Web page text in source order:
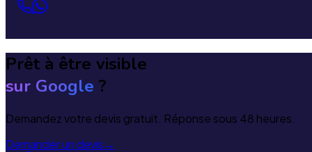
Prêt à être visible
sur Google ?
Demandez votre devis gratuit. Réponse sous 48 heures.
Demander un devis→